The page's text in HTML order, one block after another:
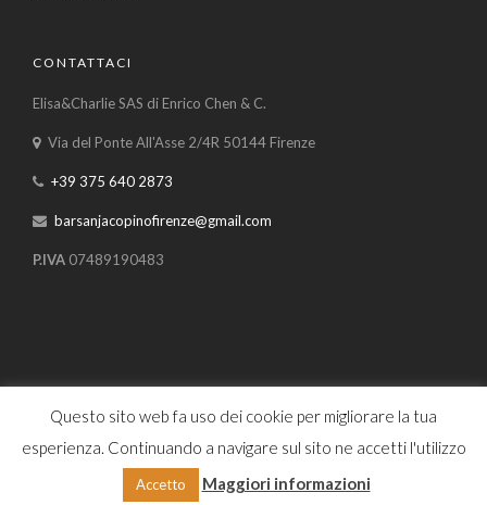
CONTATTACI
Elisa&Charlie SAS di Enrico Chen & C.
Via del Ponte All'Asse 2/4R 50144 Firenze
+39 375 640 2873
barsanjacopinofirenze@gmail.com
P.IVA 07489190483
Bar San Iacopino di Pugliese Rossana e Selishta Eraldi s.n.c. ©
2020. All rights reserved. Developed byDrilon Gashi
Questo sito web fa uso dei cookie per migliorare la tua
esperienza. Continuando a navigare sul sito ne accetti l'utilizzo
Accetto Maggiori informazioni